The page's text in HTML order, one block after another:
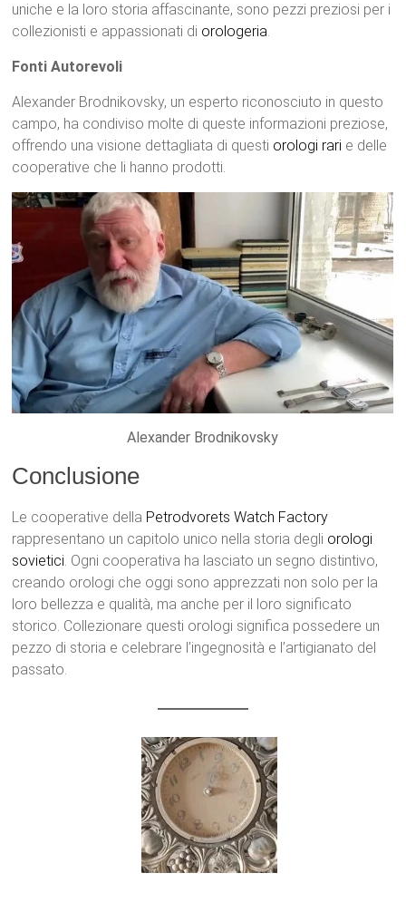
uniche e la loro storia affascinante, sono pezzi preziosi per i
collezionisti e appassionati di orologeria.
Fonti Autorevoli
Alexander Brodnikovsky, un esperto riconosciuto in questo
campo, ha condiviso molte di queste informazioni preziose,
offrendo una visione dettagliata di questi orologi rari e delle
cooperative che li hanno prodotti.
Alexander Brodnikovsky
Conclusione
Le cooperative della Petrodvorets Watch Factory
rappresentano un capitolo unico nella storia degli orologi
sovietici. Ogni cooperativa ha lasciato un segno distintivo,
creando orologi che oggi sono apprezzati non solo per la
loro bellezza e qualità, ma anche per il loro significato
storico. Collezionare questi orologi significa possedere un
pezzo di storia e celebrare l’ingegnosità e l’artigianato del
passato.